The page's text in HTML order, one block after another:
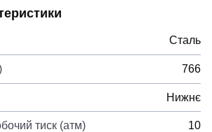
Сталь
766
Нижнє
тиск (атм) 10